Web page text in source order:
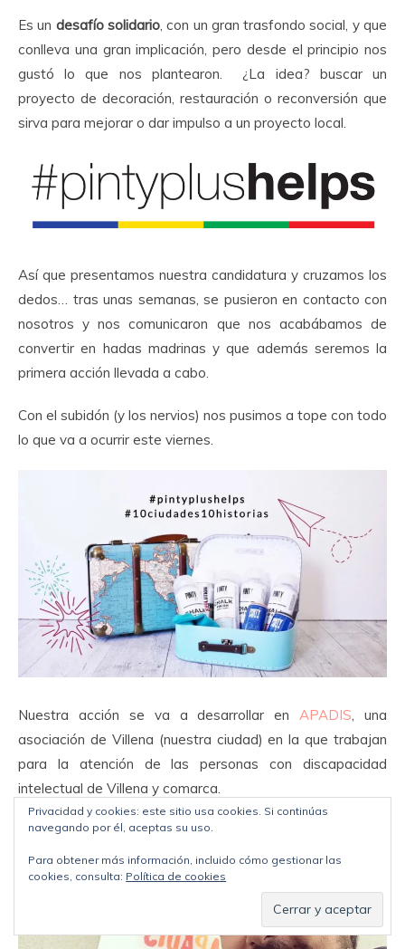
Es un desafío solidario, con un gran trasfondo social, y que
conlleva una gran implicación, pero desde el principio nos
gustó lo que nos plantearon. ¿La idea? buscar un
proyecto de decoración, restauración o reconversión que
sirva para mejorar o dar impulso a un proyecto local.
Así que presentamos nuestra candidatura y cruzamos los
dedos… tras unas semanas, se pusieron en contacto con
nosotros y nos comunicaron que nos acabábamos de
convertir en hadas madrinas y que además seremos la
primera acción llevada a cabo.
Con el subidón (y los nervios) nos pusimos a tope con todo
lo que va a ocurrir este viernes.
Nuestra acción se va a desarrollar enAPADIS, una
asociación de Villena (nuestra ciudad) en la que trabajan
para la atención de las personas con discapacidad
intelectual de Villena y comarca.
Privacidad y cookies: este sitio usa cookies. Si continúas
navegando por él, aceptas su uso.
Para obtener más información, incluido cómo gestionar las
cookies, consulta: Política de cookies